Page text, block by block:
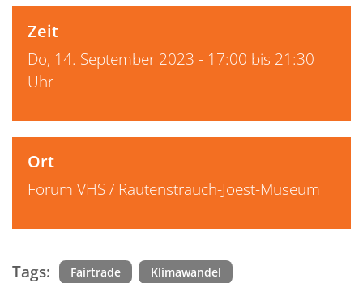
Zeit
Do, 14. September 2023 - 17:00 bis 21:30
Uhr
Ort
Forum VHS / Rautenstrauch-Joest-Museum
Tags: Fairtrade
Klimawandel